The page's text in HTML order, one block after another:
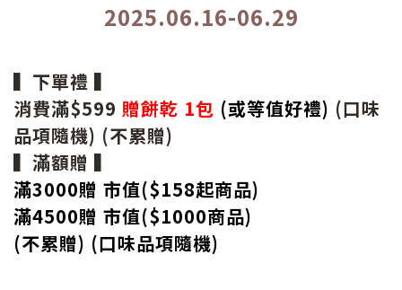
2025.06.16-06.29
▍下單禮 ▍
消費滿$599 贈餅乾 1包 (或等值好禮) (口味
品項隨機) (不累贈)
▍滿額贈 ▍
滿3000贈 市值($158起商品)
滿4500贈 市值($1000商品)
(不累贈) (口味品項隨機)